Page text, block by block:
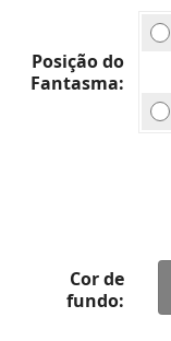
Posição do
Fantasma
Cor de
fundo